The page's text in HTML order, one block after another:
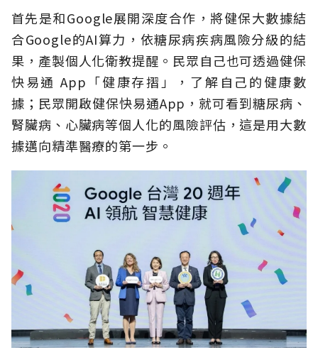
首先是和Google展開深度合作，將健保大數據結
合Google的AI算力，依糖尿病疾病風險分級的結
果，產製個人化衛教提醒。民眾自己也可透過健保
快易通 App「健康存摺」，了解自己的健康數
據；民眾開啟健保快易通App，就可看到糖尿病、
腎臟病、心臟病等個人化的風險評估，這是用大數
據邁向精準醫療的第一步。